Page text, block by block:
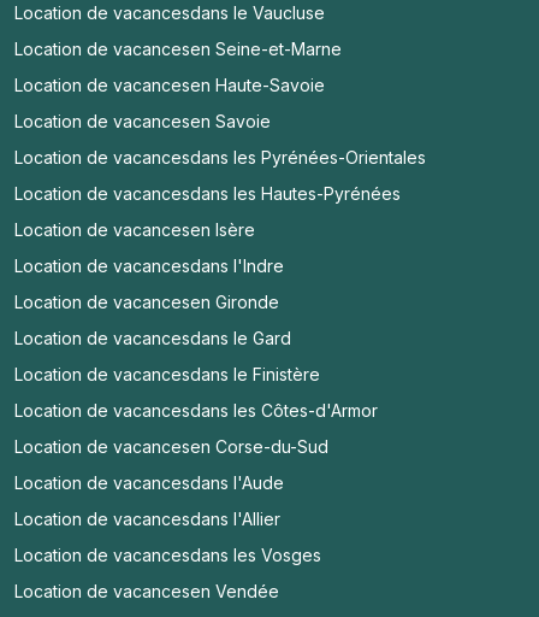
Location de vacancesdans le Vaucluse
Location de vacancesen Seine-et-Marne
Location de vacancesen Haute-Savoie
Location de vacancesen Savoie
Location de vacancesdans les Pyrénées-Orientales
Location de vacancesdans les Hautes-Pyrénées
Location de vacancesen Isère
Location de vacancesdans l'Indre
Location de vacancesen Gironde
Location de vacancesdans le Gard
Location de vacancesdans le Finistère
Location de vacancesdans les Côtes-d'Armor
Location de vacancesen Corse-du-Sud
Location de vacancesdans l'Aude
Location de vacancesdans l'Allier
Location de vacancesdans les Vosges
Location de vacancesen Vendée